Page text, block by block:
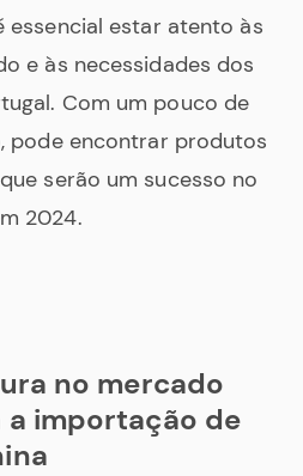
essencial estar atento às
e às necessidades dos
Com um pouco de
pode encontrar produtos
serão um sucesso no
2024.
no mercado
importação de